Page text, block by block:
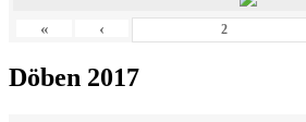
« ‹
Döben 2017